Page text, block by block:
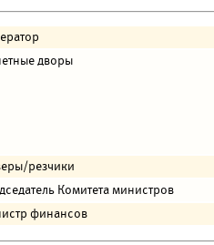
дворы
резчики
Комитета министров
финансов